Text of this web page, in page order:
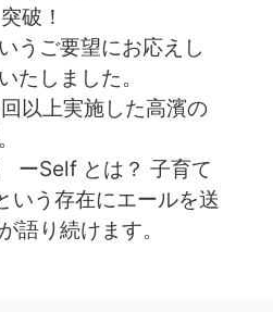
破！
うご要望にお応えし
たしました。
以上実施した高濱の
ーSelf とは？ 子育て
いう存在にエールを送
語り続けます。